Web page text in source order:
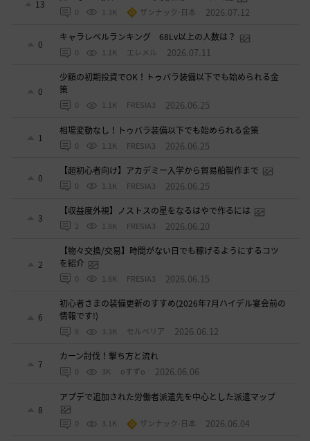
13
0 1.3K ザンナック-日本 2026.07.12
0
キャラレベルランキング 68Lv以上の人数は？
0 1.1K エレメル 2026.07.11
0
少額の初期投資でOK！トゥバラ装備以下でも始められる金
策
0 1.1K FRESIA3 2026.06.25
1
相場変動なし！トゥバラ装備以下でも始められる金策
0 1.1K FRESIA3 2026.06.25
0
【超初心者向け】アカデミー入学から貿易船製作まで
0 1.1K FRESIA3 2026.06.25
3
【収益度外視】ノストスの星をなるはやで作るには
2 1.8K FRESIA3 2026.06.20
2
【物々交換/交易】時間がない日でも稼げるようにするコツ
を紹介
0 1.6K FRESIA3 2026.06.15
6
初心者さまの装備更新のすすめ(2026年7月ハイデル宴会前の
情報です!)
8 3.3K セルベリア 2026.06.12
7
カーン討伐！撃ち方と流れ
0 3K oすずo 2026.06.06
8
アプデで追加された労働者派遣先を中心とした派遣マップ
0 3.1K ザンナック-日本 2026.06.04